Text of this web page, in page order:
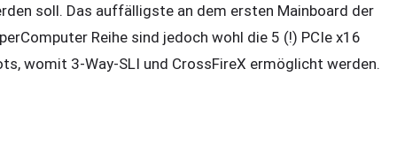
soll. Das auffälligste an dem ersten Mainboard der
Reihe sind jedoch wohl die 5 (!) PCIe x16
womit 3-Way-SLI und CrossFireX ermöglicht werden.